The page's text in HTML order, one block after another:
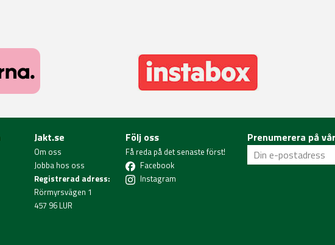
Jakt.se
Om oss
Jobba hos oss
Registrerad adress:
Rörmyrsvägen 1
457 96 LUR
Följ oss
Få reda på det senaste först!
Facebook
Instagram
Prenumerera på